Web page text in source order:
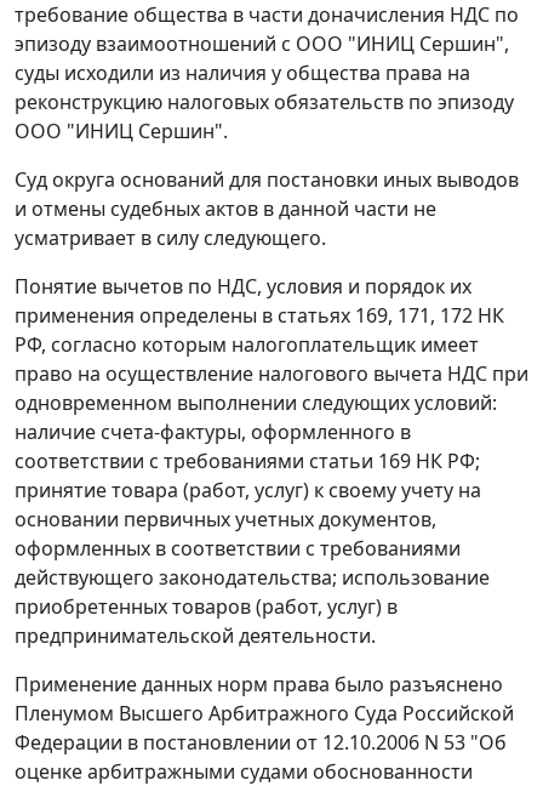
требование общества в части доначисления НДС по
эпизоду взаимоотношений с ООО "ИНИЦ Сершин",
суды исходили из наличия у общества права на
реконструкцию налоговых обязательств по эпизоду
ООО "ИНИЦ Сершин".
Суд округа оснований для постановки иных выводов
и отмены судебных актов в данной части не
усматривает в силу следующего.
Понятие вычетов по НДС, условия и порядок их
применения определены в статьях 169, 171, 172 НК
РФ, согласно которым налогоплательщик имеет
право на осуществление налогового вычета НДС при
одновременном выполнении следующих условий:
наличие счета-фактуры, оформленного в
соответствии с требованиями статьи 169 НК РФ;
принятие товара (работ, услуг) к своему учету на
основании первичных учетных документов,
оформленных в соответствии с требованиями
действующего законодательства; использование
приобретенных товаров (работ, услуг) в
предпринимательской деятельности.
Применение данных норм права было разъяснено
Пленумом Высшего Арбитражного Суда Российской
Федерации в постановлении от 12.10.2006 N 53 "Об
оценке арбитражными судами обоснованности